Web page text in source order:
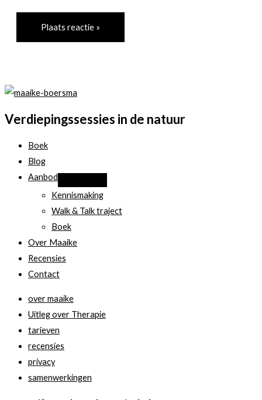
Verdiepingssessies in de natuur
Boek
Blog
Aanbod
Kennismaking
Walk & Talk traject
Boek
Over Maaike
Recensies
Contact
over maaike
Uitleg over Therapie
tarieven
recensies
privacy
samenwerkingen